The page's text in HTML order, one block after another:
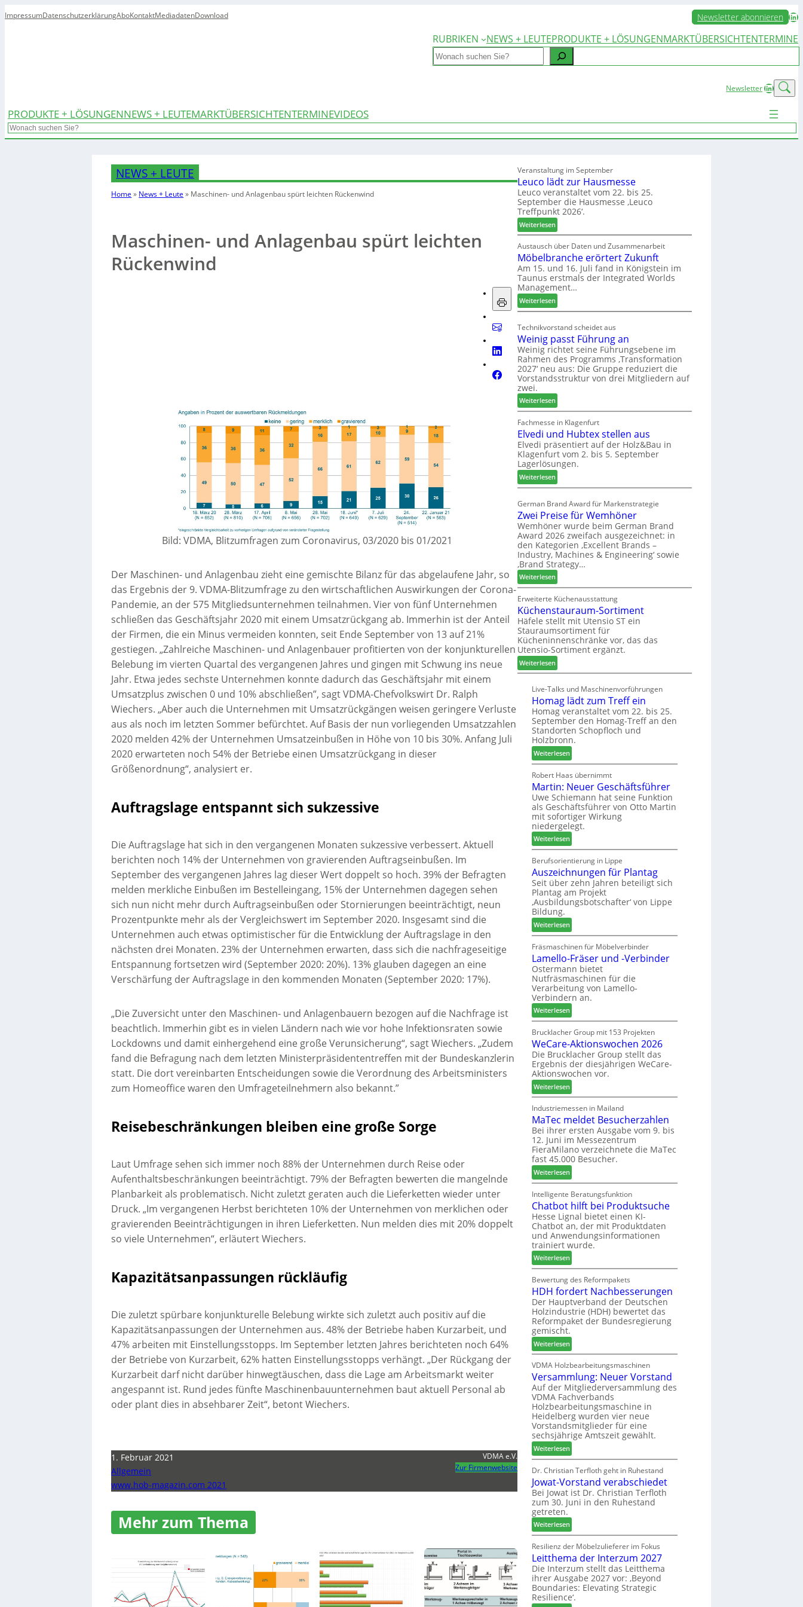
ImpressumDatenschutzerklärungAboKontaktMediadatenDownload Newsletter abonnieren LinkedIn
RUBRIKEN
NEWS + LEUTEPRODUKTE + LÖSUNGENMARKTÜBERSICHTENTERMINE
Search
NewsletterLinkedIn
PRODUKTE + LÖSUNGENNEWS + LEUTEMARKTÜBERSICHTENTERMINEVIDEOS
Search
NEWS + LEUTE
Home » News + Leute » Maschinen- und Anlagenbau spürt leichten Rückenwind
Maschinen- und Anlagenbau spürt leichten
Rückenwind
Bild: VDMA, Blitzumfragen zum Coronavirus, 03/2020 bis 01/2021
Der Maschinen- und Anlagenbau zieht eine gemischte Bilanz für das abgelaufene Jahr, so
das Ergebnis der 9. VDMA-Blitzumfrage zu den wirtschaftlichen Auswirkungen der Corona-
Pandemie, an der 575 Mitgliedsunternehmen teilnahmen. Vier von fünf Unternehmen
schließen das Geschäftsjahr 2020 mit einem Umsatzrückgang ab. Immerhin ist der Anteil
der Firmen, die ein Minus vermeiden konnten, seit Ende September von 13 auf 21%
gestiegen. „Zahlreiche Maschinen- und Anlagenbauer profitierten von der konjunkturellen
Belebung im vierten Quartal des vergangenen Jahres und gingen mit Schwung ins neue
Jahr. Etwa jedes sechste Unternehmen konnte dadurch das Geschäftsjahr mit einem
Umsatzplus zwischen 0 und 10% abschließen”, sagt VDMA-Chefvolkswirt Dr. Ralph
Wiechers. „Aber auch die Unternehmen mit Umsatzrückgängen weisen geringere Verluste
aus als noch im letzten Sommer befürchtet. Auf Basis der nun vorliegenden Umsatzzahlen
2020 melden 42% der Unternehmen Umsatzeinbußen in Höhe von 10 bis 30%. Anfang Juli
2020 erwarteten noch 54% der Betriebe einen Umsatzrückgang in dieser
Größenordnung“, analysiert er.
Auftragslage entspannt sich sukzessive
Die Auftragslage hat sich in den vergangenen Monaten sukzessive verbessert. Aktuell
berichten noch 14% der Unternehmen von gravierenden Auftragseinbußen. Im
September des vergangenen Jahres lag dieser Wert doppelt so hoch. 39% der Befragten
melden merkliche Einbußen im Bestelleingang, 15% der Unternehmen dagegen sehen
sich nun nicht mehr durch Auftragseinbußen oder Stornierungen beeinträchtigt, neun
Prozentpunkte mehr als der Vergleichswert im September 2020. Insgesamt sind die
Unternehmen auch etwas optimistischer für die Entwicklung der Auftragslage in den
nächsten drei Monaten. 23% der Unternehmen erwarten, dass sich die nachfrageseitige
Entspannung fortsetzen wird (September 2020: 20%). 13% glauben dagegen an eine
Verschärfung der Auftragslage in den kommenden Monaten (September 2020: 17%).
„Die Zuversicht unter den Maschinen- und Anlagenbauern bezogen auf die Nachfrage ist
beachtlich. Immerhin gibt es in vielen Ländern nach wie vor hohe Infektionsraten sowie
Lockdowns und damit einhergehend eine große Verunsicherung“, sagt Wiechers. „Zudem
fand die Befragung nach dem letzten Ministerpräsidententreffen mit der Bundeskanzlerin
statt. Die dort vereinbarten Entscheidungen sowie die Verordnung des Arbeitsministers
zum Homeoffice waren den Umfrageteilnehmern also bekannt.”
Reisebeschränkungen bleiben eine große Sorge
Laut Umfrage sehen sich immer noch 88% der Unternehmen durch Reise oder
Aufenthaltsbeschränkungen beeinträchtigt. 79% der Befragten bewerten die mangelnde
Planbarkeit als problematisch. Nicht zuletzt geraten auch die Lieferketten wieder unter
Druck. „Im vergangenen Herbst berichteten 10% der Unternehmen von merklichen oder
gravierenden Beeinträchtigungen in ihren Lieferketten. Nun melden dies mit 20% doppelt
so viele Unternehmen“, erläutert Wiechers.
Kapazitätsanpassungen rückläufig
Die zuletzt spürbare konjunkturelle Belebung wirkte sich zuletzt auch positiv auf die
Kapazitätsanpassungen der Unternehmen aus. 48% der Betriebe haben Kurzarbeit, und
47% arbeiten mit Einstellungsstopps. Im September letzten Jahres berichteten noch 64%
der Betriebe von Kurzarbeit, 62% hatten Einstellungsstopps verhängt. „Der Rückgang der
Kurzarbeit darf nicht darüber hinwegtäuschen, dass die Lage am Arbeitsmarkt weiter
angespannt ist. Rund jedes fünfte Maschinenbauunternehmen baut aktuell Personal ab
oder plant dies in absehbarer Zeit“, betont Wiechers.
1. Februar 2021
Allgemein
www.hob-magazin.com 2021
VDMA e.V.
Zur Firmenwebsite
Mehr zum Thema
Veranstaltung im September
Leuco lädt zur Hausmesse
Leuco veranstaltet vom 22. bis 25.
September die Hausmesse ‚Leuco
Treffpunkt 2026‘.
Weiterlesen:
L
e
u
c
o
l
d
z
u
r
H
a
s
m
s
s
e
Austausch über Daten und Zusammenarbeit
Möbelbranche erörtert Zukunft
Am 15. und 16. Juli fand in Königstein im
Taunus erstmals der Integrated Worlds
Management…
Weiterlesen:
M
b
e
l
b
r
n
c
h
e
r
ö
r
t
r
t
Z
u
k
u
n
f
t
Technikvorstand scheidet aus
Weinig passt Führung an
Weinig richtet seine Führungsebene im
Rahmen des Programms ‚Transformation
2027‘ neu aus: Die Gruppe reduziert die
Vorstandsstruktur von drei Mitgliedern auf
zwei.
Weiterlesen:
W
e
i
n
i
g
a
s
t
F
ü
h
r
u
n
a
n
Fachmesse in Klagenfurt
Elvedi und Hubtex stellen aus
Elvedi präsentiert auf der Holz&Bau in
Klagenfurt vom 2. bis 5. September
Lagerlösungen.
Weiterlesen:
E
v
e
d
i
u
n
d
H
u
t
e
x
s
t
e
l
e
n
a
u
s
German Brand Award für Markenstrategie
Zwei Preise für Wemhöner
Wemhöner wurde beim German Brand
Award 2026 zweifach ausgezeichnet: in
den Kategorien ‚Excellent Brands –
Industry, Machines & Engineering‘ sowie
‚Brand Strategy…
Weiterlesen:
Z
w
e
i
P
r
e
i
s
f
ü
r
W
e
m
h
n
e
r
Erweiterte Küchenausstattung
Küchenstauraum-Sortiment
Häfele stellt mit Utensio ST ein
Stauraumsortiment für
Kücheninnenschränke vor, das das
Utensio-Sortiment ergänzt.
Weiterlesen:
K
c
h
e
n
s
t
a
r
a
u
m
-
S
o
t
i
m
e
n
t
Live-Talks und Maschinenvorführungen
Homag lädt zum Treff ein
Homag veranstaltet vom 22. bis 25.
September den Homag-Treff an den
Standorten Schopfloch und
Holzbronn.
Weiterlesen:
H
o
m
a
g
l
ä
d
t
z
u
m
T
r
f
f
e
i
n
Robert Haas übernimmt
Martin: Neuer Geschäftsführer
Uwe Schiemann hat seine Funktion
als Geschäftsführer von Otto Martin
mit sofortiger Wirkung
niedergelegt.
Weiterlesen:
M
a
r
t
i
n
N
e
u
e
r
G
e
s
c
h
ä
f
t
s
f
ü
h
r
e
r
Berufsorientierung in Lippe
Auszeichnungen für Plantag
Seit über zehn Jahren beteiligt sich
Plantag am Projekt
‚Ausbildungsbotschafter‘ von Lippe
Bildung.
Weiterlesen:
A
u
s
z
e
i
c
h
n
u
n
g
e
n
ü
r
P
l
a
n
t
a
g
Fräsmaschinen für Möbelverbinder
Lamello-Fräser und -Verbinder
Ostermann bietet
Nutfräsmaschinen für die
Verarbeitung von Lamello-
Verbindern an.
Weiterlesen:
L
a
m
e
l
l
-
F
r
ä
s
e
r
u
n
d
-
V
e
r
b
i
n
d
e
r
Brucklacher Group mit 153 Projekten
WeCare-Aktionswochen 2026
Die Brucklacher Group stellt das
Ergebnis der diesjährigen WeCare-
Aktionswochen vor.
Weiterlesen:
W
e
C
a
r
e
-
A
k
t
i
o
n
s
w
o
c
h
e
n
2
0
2
6
Industriemessen in Mailand
MaTec meldet Besucherzahlen
Bei ihrer ersten Ausgabe vom 9. bis
12. Juni im Messezentrum
FieraMilano verzeichnete die MaTec
fast 45.000 Besucher.
Weiterlesen:
M
a
T
e
c
m
e
l
d
e
t
B
e
s
u
c
h
e
r
z
a
h
l
e
n
Intelligente Beratungsfunktion
Chatbot hilft bei Produktsuche
Hesse Lignal bietet einen KI-
Chatbot an, der mit Produktdaten
und Anwendungsinformationen
trainiert wurde.
Weiterlesen:
C
h
a
t
b
o
t
h
i
l
f
t
b
e
i
P
r
o
d
u
k
t
s
u
c
h
e
Bewertung des Reformpakets
HDH fordert Nachbesserungen
Der Hauptverband der Deutschen
Holzindustrie (HDH) bewertet das
Reformpaket der Bundesregierung
gemischt.
Weiterlesen:
H
D
H
f
o
r
d
e
r
t
N
a
c
h
b
s
s
e
r
u
n
g
e
VDMA Holzbearbeitungsmaschinen
Versammlung: Neuer Vorstand
Auf der Mitgliederversammlung des
VDMA Fachverbands
Holzbearbeitungsmaschine in
Heidelberg wurden vier neue
Vorstandsmitglieder für eine
sechsjährige Amtszeit gewählt.
Weiterlesen:
V
e
r
s
a
m
l
u
n
g
:
N
e
Dr. Christian Terfloth geht in Ruhestand
Jowat-Vorstand verabschiedet
Bei Jowat ist Dr. Christian Terfloth
zum 30. Juni in den Ruhestand
getreten.
Weiterlesen:
J
o
w
a
t
-
V
Resilienz der Möbelzulieferer im Fokus
Leitthema der Interzum 2027
Die Interzum stellt das Leitthema
ihrer Ausgabe 2027 vor: ‚Beyond
Boundaries: Elevating Strategic
Resilience‘.